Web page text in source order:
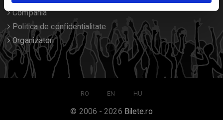
Compania
Politica de confidentialitate
Organizatori
RO EN HU
© 2006 - 2026 Bilete.ro